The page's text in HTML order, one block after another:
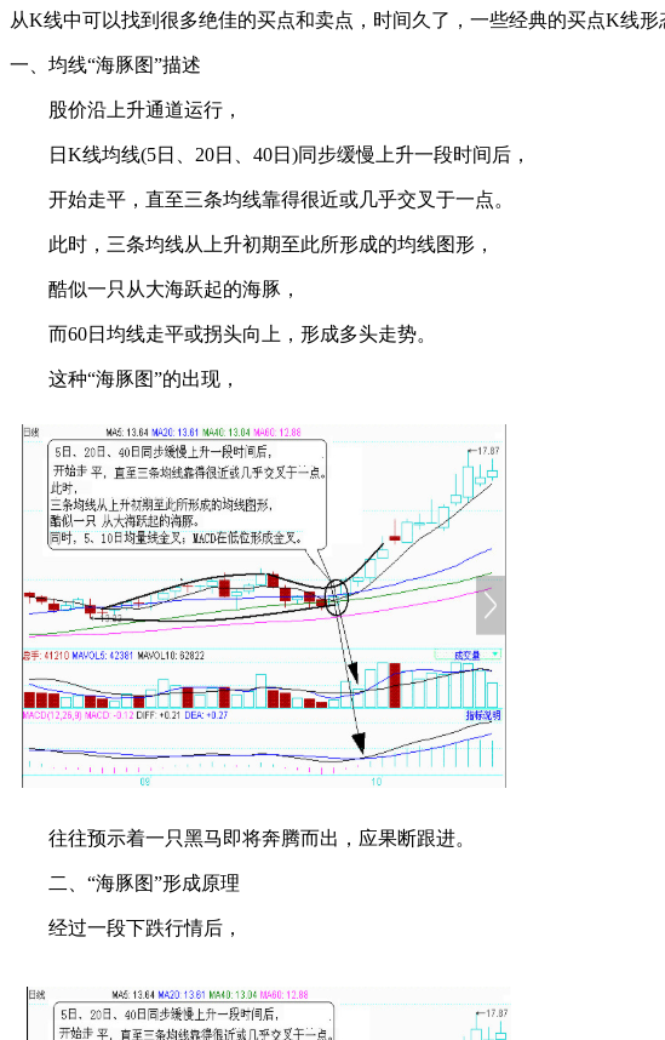
从K线中可以找到很多绝佳的买点和卖点，时间久了，一些经典的买点K线形
一、均线“海豚图”描述
股价沿上升通道运行，
日K线均线(5日、20日、40日)同步缓慢上升一段时间后，
开始走平，直至三条均线靠得很近或几乎交叉于一点。
此时，三条均线从上升初期至此所形成的均线图形，
酷似一只从大海跃起的海豚，
而60日均线走平或拐头向上，形成多头走势。
这种“海豚图”的出现，
往往预示着一只黑马即将奔腾而出，应果断跟进。
二、“海豚图”形成原理
经过一段下跌行情后，